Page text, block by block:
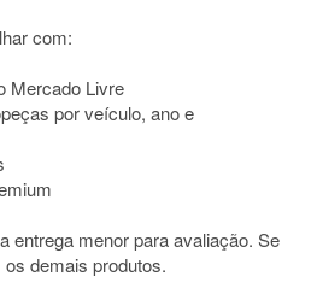
com:
Mercado Livre
por veículo, ano e
entrega menor para avaliação. Se
demais produtos.